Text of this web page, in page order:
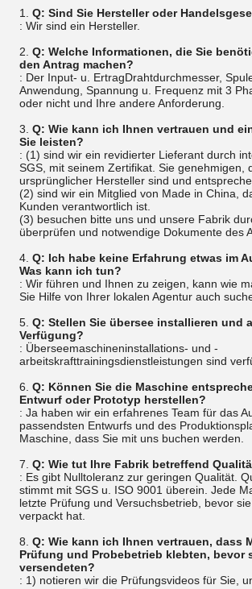
1. Q: Sind Sie Hersteller oder
: Wir sind ein Hersteller.
2. Q: Welche Informationen, die Sie
den Antrag machen?
: Der Input- u. ErtragDrahtdurchmesser,
Anwendung, Spannung u. Frequenz mit 3
oder nicht und Ihre andere Anforderung.
3. Q: Wie kann ich Ihnen vertrauen und
Sie leisten?
: (1) sind wir ein revidierter Lieferant durch
SGS, mit seinem Zertifikat. Sie genehmigen,
ursprünglicher Hersteller sind und
(2) sind wir ein Mitglied von Made in China,
Kunden verantwortlich ist.
(3) besuchen bitte uns und unsere Fabrik
überprüfen und notwendige Dokumente des
4. Q: Ich habe keine Erfahrung etwas im
Was kann ich tun?
: Wir führen und Ihnen zu zeigen, kann wie
Sie Hilfe von Ihrer lokalen Agentur auch
5. Q: Stellen Sie übersee installieren und
Verfügung?
: Überseemaschineninstallations- und -
arbeitskrafttrainingsdienstleistungen sind
6. Q: Können Sie die Maschine
Entwurf oder Prototyp herstellen?
: Ja haben wir ein erfahrenes Team für das
passendsten Entwurfs und des
Maschine, dass Sie mit uns buchen werden.
7. Q: Wie tut Ihre Fabrik betreffend
: Es gibt Nulltoleranz zur geringen Qualität.
stimmt mit SGS u. ISO 9001 überein. Jede
letzte Prüfung und Versuchsbetrieb, bevor
verpackt hat.
8. Q: Wie kann ich Ihnen vertrauen, dass
Prüfung und Probebetrieb klebten, bevor
versendeten?
: 1) notieren wir die Prüfungsvideos für Sie,